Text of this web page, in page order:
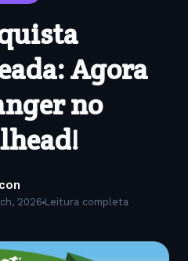
Agora
no
2026 Leitura completa